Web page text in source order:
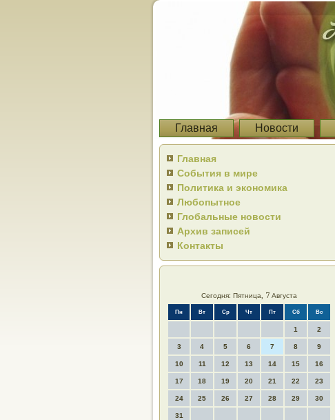
Главная Новости
Главная
События в мире
Политика и экономика
Любопытное
Глобальные новости
Архив записей
Контакты
Сегодня: Пятница, 7 Августа
Пн Вт Ср Чт Пт Сб Вс
1 2
3 4 5 6 7 8 9
10 11 12 13 14 15 16
17 18 19 20 21 22 23
24 25 26 27 28 29 30
31